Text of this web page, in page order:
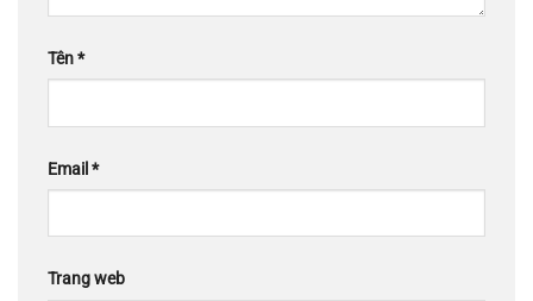
Tên*
Email *
Trang web